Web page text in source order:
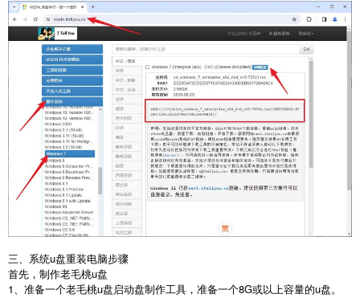
三、系统u盘重装电脑步骤
首先，制作老毛桃u盘
1、准备一个老毛桃u盘启动盘制作工具，准备一个8G或以上容量的u盘。